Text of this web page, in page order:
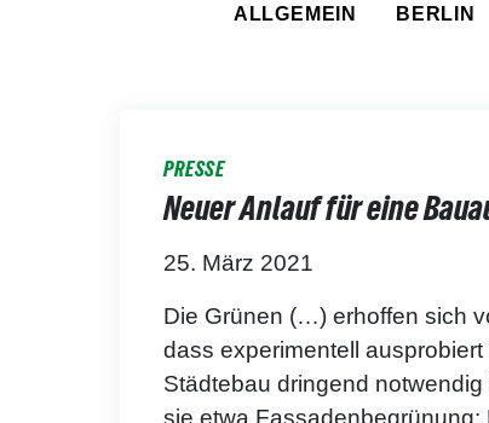
ALLGEMEIN BERLIN
PRESSE
Neuer Anlauf für eine
25. März 2021
Die Grünen (…) erhoffen sich
dass experimentell
Städtebau dringend notwendig
sie etwa